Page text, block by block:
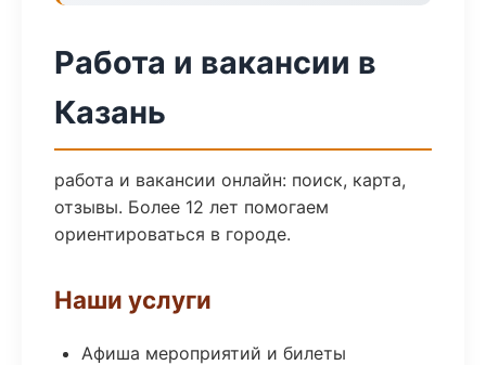
Работа и вакансии в
Казань
работа и вакансии онлайн: поиск, карта,
отзывы. Более 12 лет помогаем
ориентироваться в городе.
Наши услуги
Афиша мероприятий и билеты